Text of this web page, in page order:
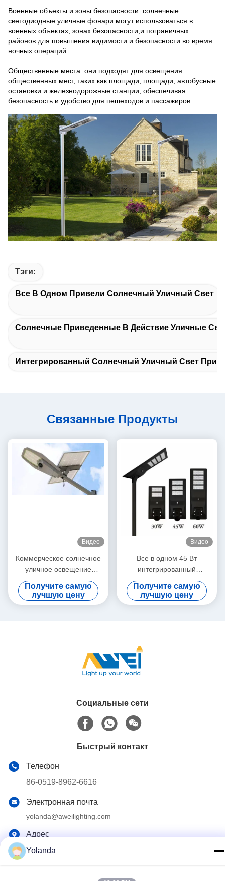
Военные объекты и зоны безопасности: солнечные
светодиодные уличные фонари могут использоваться в
военных объектах, зонах безопасности,и пограничных
районов для повышения видимости и безопасности во время
ночных операций.
Общественные места: они подходят для освещения
общественных мест, таких как площади, площади, автобусные
остановки и железнодорожные станции, обеспечивая
безопасность и удобство для пешеходов и пассажиров.
Тэги:
Все В Одном Привели Солнечный Уличный Свет
Солнечные Приведенные В Действие Уличные
Интегрированный Солнечный Уличный Свет
Связанные Продукты
Видео
Коммерческое солнечное
уличное освещение
энергосберегающее 400W
600W солнечные лампы
IP65 наружное освещение
Получите самую
лучшую цену
Видео
Все в одном 45 Вт
интегрированный
солнечный светодиодный
уличный свет с
монокристаллическим
30 АГ и дистанционным
Получите самую
лучшую цену
Социальные сети
Быстрый контакт
Телефон
86-0519-8962-6616
Электронная почта
yolanda@aweilighting.com
Адрес
Городок Хутанг, район Уджин, город Чанчжоу, провинция
Yolanda